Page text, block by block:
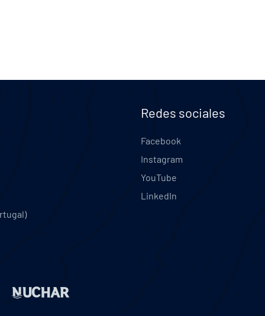
Redes sociales
Facebook
Instagram
YouTube
LinkedIn